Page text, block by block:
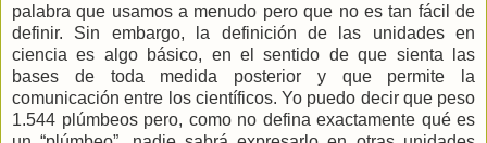
palabra que usamos a menudo pero que no es tan fácil de
definir. Sin embargo, la definición de las unidades en
ciencia es algo básico, en el sentido de que sienta las
bases de toda medida posterior y que permite la
comunicación entre los científicos. Yo puedo decir que peso
1.544 plúmbeos pero, como no defina exactamente qué es